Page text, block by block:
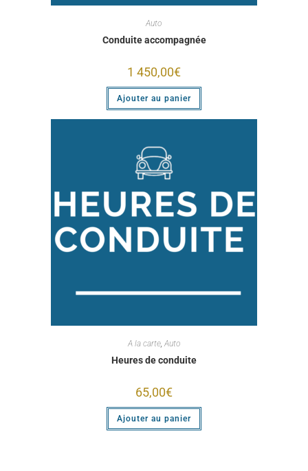
Auto
Conduite accompagnée
1 450,00€
Ajouter au panier
A la carte, Auto
Heures de conduite
65,00€
Ajouter au panier